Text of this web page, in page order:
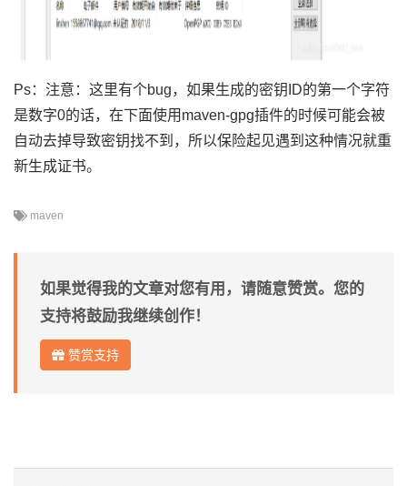
Ps：注意：这里有个bug，如果生成的密钥ID的第一个字符
是数字0的话，在下面使用maven-gpg插件的时候可能会被
自动去掉导致密钥找不到，所以保险起见遇到这种情况就重
新生成证书。
maven
如果觉得我的文章对您有用，请随意赞赏。您的
支持将鼓励我继续创作！
赞赏支持